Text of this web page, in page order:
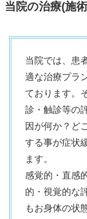
当院の治療(施
当院では、患
適な治療プラ
ております。
診・触診等の
因が何か？ど
する事が症状
ます。
感覚的・直感
的・視覚的な
もお身体の状